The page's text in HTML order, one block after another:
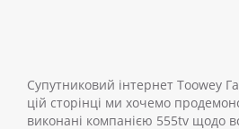
Супутниковий інтернет Toowey
цій сторінці ми хочемо
виконані компанією 555tv щодо